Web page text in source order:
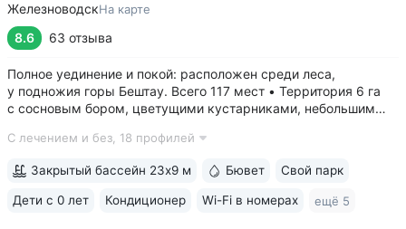
ЖелезноводскНа карте
8.6 63 отзыва
Полное уединение и покой: расположен среди леса,
у подножия горы Бештау. Всего 117 мест • Территория 6 га
с сосновым бором, цветущими кустарниками, небольшим
Собственная сеть терренкуров, проложенных по лесу
С лечением и без, 18 профилей
Закрытый бассейн 23х9 м Бювет Свой парк
Дети с 0 лет Кондиционер Wi-Fi в номерах ещё 5